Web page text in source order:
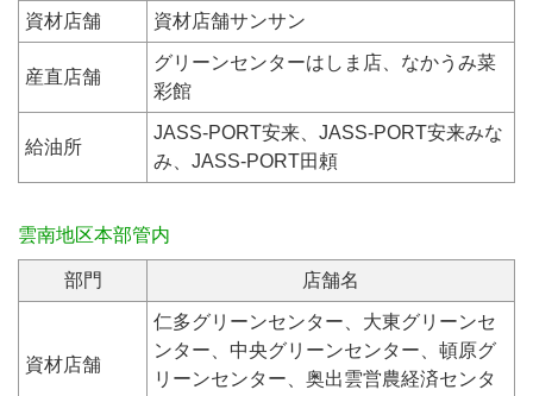
資材店舗 資材店舗サンサン
産直店舗
グリーンセンターはしま店、なかうみ菜
彩館
給油所
JASS-PORT安来、JASS-PORT安来みな
み、JASS-PORT田頼
雲南地区本部管内
部門 店舗名
資材店舗
仁多グリーンセンター、大東グリーンセ
ンター、中央グリーンセンター、頓原グ
リーンセンター、奥出雲営農経済センタ